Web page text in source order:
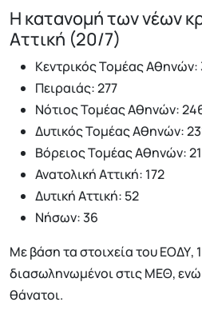
Η κατανομή των νέων
Αττική (20/7)
Κεντρικός Τομέας Αθηνών:
Πειραιάς: 277
Νότιος Τομέας Αθηνών:
Δυτικός Τομέας Αθηνών:
Βόρειος Τομέας Αθηνών:
Ανατολική Αττική: 172
Δυτική Αττική: 52
Νήσων: 36
Με βάση τα στοιχεία του ΕΟΔΥ,
διασωληνωμένοι στις ΜΕΘ, ενώ
θάνατοι.